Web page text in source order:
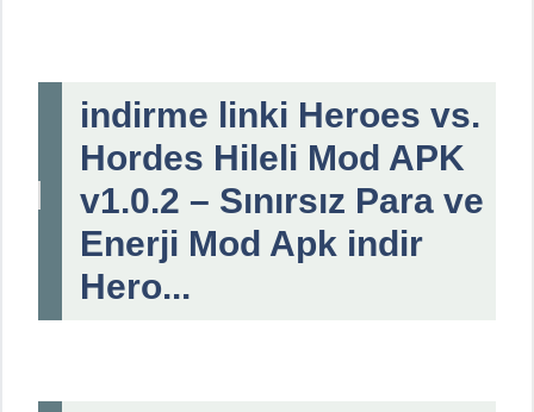
indirme linki Heroes vs.
Hordes Hileli Mod APK
v1.0.2 – Sınırsız Para ve
Enerji Mod Apk indir
Hero...